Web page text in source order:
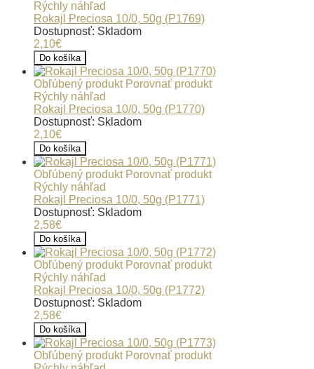
Rýchly náhľad
Rokajl Preciosa 10/0, 50g (P1769)
Dostupnosť: Skladom
2,10€
Do košíka
Obľúbený produkt Porovnať produkt
Rýchly náhľad
Rokajl Preciosa 10/0, 50g (P1770)
Dostupnosť: Skladom
2,10€
Do košíka
Obľúbený produkt Porovnať produkt
Rýchly náhľad
Rokajl Preciosa 10/0, 50g (P1771)
Dostupnosť: Skladom
2,58€
Do košíka
Obľúbený produkt Porovnať produkt
Rýchly náhľad
Rokajl Preciosa 10/0, 50g (P1772)
Dostupnosť: Skladom
2,58€
Do košíka
Obľúbený produkt Porovnať produkt